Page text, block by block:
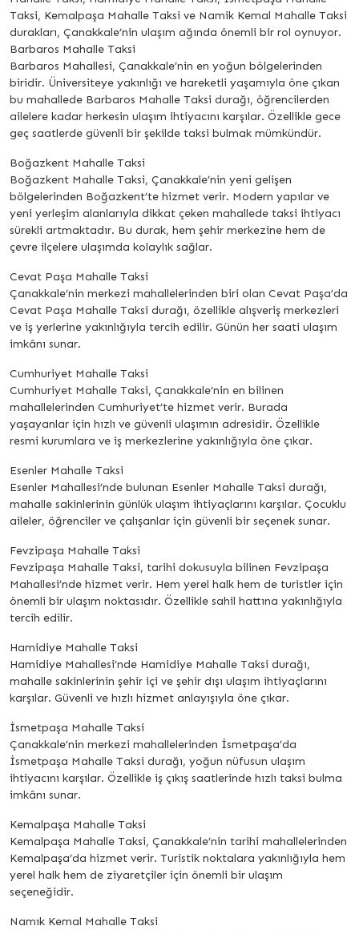
Taksi, Kemalpaşa Mahalle Taksi ve Namik Kemal Mahalle Taksi
durakları, Çanakkale’nin ulaşım ağında önemli bir rol oynuyor.
Barbaros Mahalle Taksi
Barbaros Mahallesi, Çanakkale’nin en yoğun bölgelerinden
biridir. Üniversiteye yakınlığı ve hareketli yaşamıyla öne çıkan
bu mahallede Barbaros Mahalle Taksi durağı, öğrencilerden
ailelere kadar herkesin ulaşım ihtiyacını karşılar. Özellikle gece
geç saatlerde güvenli bir şekilde taksi bulmak mümkündür.
Boğazkent Mahalle Taksi
Boğazkent Mahalle Taksi, Çanakkale’nin yeni gelişen
bölgelerinden Boğazkent’te hizmet verir. Modern yapılar ve
yeni yerleşim alanlarıyla dikkat çeken mahallede taksi ihtiyacı
sürekli artmaktadır. Bu durak, hem şehir merkezine hem de
çevre ilçelere ulaşımda kolaylık sağlar.
Cevat Paşa Mahalle Taksi
Çanakkale’nin merkezi mahallelerinden biri olan Cevat Paşa’da
Cevat Paşa Mahalle Taksi durağı, özellikle alışveriş merkezleri
ve iş yerlerine yakınlığıyla tercih edilir. Günün her saati ulaşım
imkânı sunar.
Cumhuriyet Mahalle Taksi
Cumhuriyet Mahalle Taksi, Çanakkale’nin en bilinen
mahallelerinden Cumhuriyet’te hizmet verir. Burada
yaşayanlar için hızlı ve güvenli ulaşımın adresidir. Özellikle
resmi kurumlara ve iş merkezlerine yakınlığıyla öne çıkar.
Esenler Mahalle Taksi
Esenler Mahallesi’nde bulunan Esenler Mahalle Taksi durağı,
mahalle sakinlerinin günlük ulaşım ihtiyaçlarını karşılar. Çocuklu
aileler, öğrenciler ve çalışanlar için güvenli bir seçenek sunar.
Fevzipaşa Mahalle Taksi
Fevzipaşa Mahalle Taksi, tarihi dokusuyla bilinen Fevzipaşa
Mahallesi’nde hizmet verir. Hem yerel halk hem de turistler için
önemli bir ulaşım noktasıdır. Özellikle sahil hattına yakınlığıyla
tercih edilir.
Hamidiye Mahalle Taksi
Hamidiye Mahallesi’nde Hamidiye Mahalle Taksi durağı,
mahalle sakinlerinin şehir içi ve şehir dışı ulaşım ihtiyaçlarını
karşılar. Güvenli ve hızlı hizmet anlayışıyla öne çıkar.
İsmetpaşa Mahalle Taksi
Çanakkale’nin merkezi mahallelerinden İsmetpaşa’da
İsmetpaşa Mahalle Taksi durağı, yoğun nüfusun ulaşım
ihtiyacını karşılar. Özellikle iş çıkış saatlerinde hızlı taksi bulma
imkânı sunar.
Kemalpaşa Mahalle Taksi
Kemalpaşa Mahalle Taksi, Çanakkale’nin tarihi mahallelerinden
Kemalpaşa’da hizmet verir. Turistik noktalara yakınlığıyla hem
yerel halk hem de ziyaretçiler için önemli bir ulaşım
seçeneğidir.
Namık Kemal Mahalle Taksi